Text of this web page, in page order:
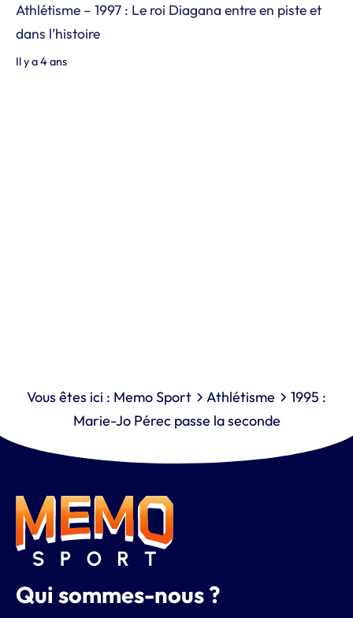
Athlétisme – 1997 : Le roi Diagana entre en piste et
dans l’histoire
Il y a 4 ans
Vous êtes ici : Memo Sport Athlétisme
1995 :
Marie-Jo Pérec passe la seconde
Qui sommes-nous ?